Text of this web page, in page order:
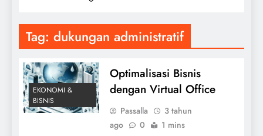
Tag: dukungan administratif
EKONOMI &
BISNIS
Optimalisasi Bisnis
dengan Virtual Office
Passalla
3 tahun
ago
0 1 mins